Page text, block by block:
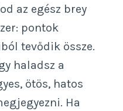
az egész brey
pontok
tevődik össze.
haladsz a
ötös, hatos
Ha